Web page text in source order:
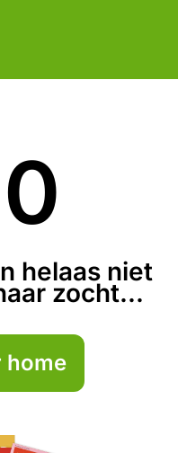
helaas niet
zocht...
home